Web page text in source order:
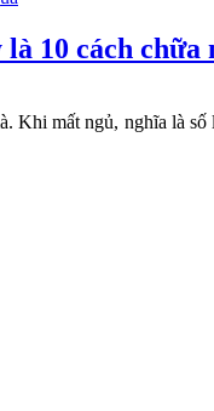
10 cách chữa
mất ngủ, nghĩa là